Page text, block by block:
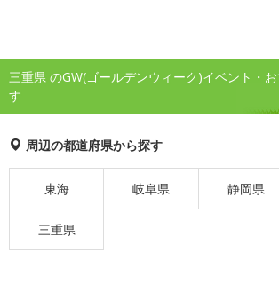
三重県 のGW(ゴールデンウィーク)イベント・
す
周辺の都道府県から探す
東海 岐阜県 静岡県
三重県